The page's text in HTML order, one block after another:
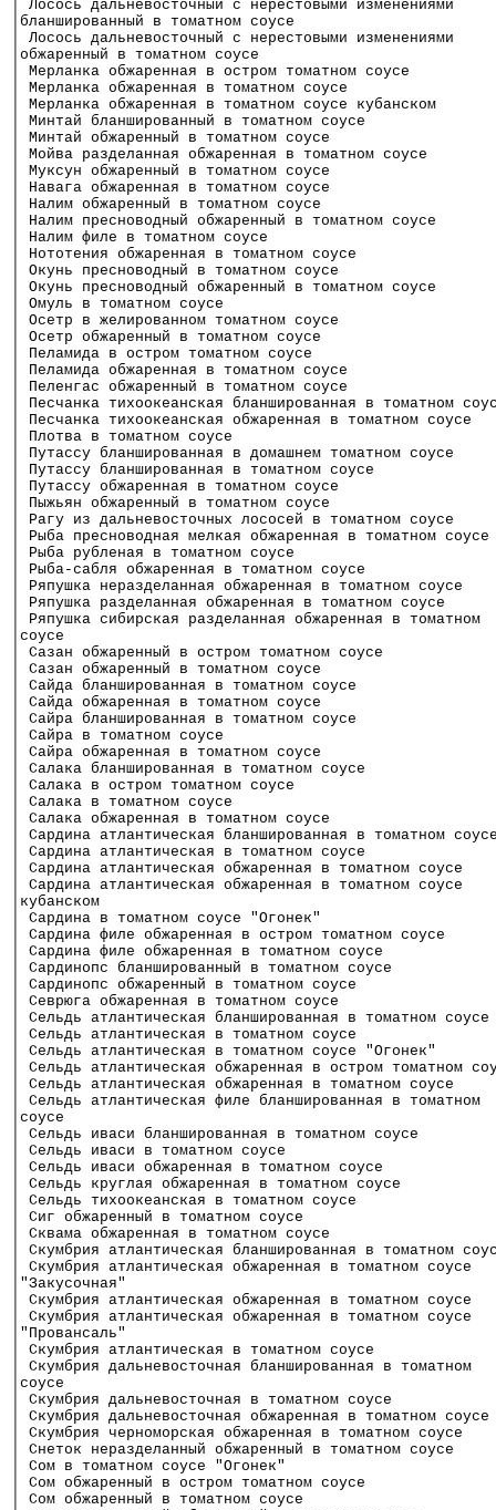
│ Лосось дальневосточный с нерестовыми
│бланшированный в томатном соусе
│ Лосось дальневосточный с нерестовыми
│обжаренный в томатном соусе
│ Мерланка обжаренная в остром томатном соусе
│ Мерланка обжаренная в томатном соусе
│ Мерланка обжаренная в томатном соусе
│ Минтай бланшированный в томатном соусе
│ Минтай обжаренный в томатном соусе
│ Мойва разделанная обжаренная в томатном
│ Муксун обжаренный в томатном соусе
│ Навага обжаренная в томатном соусе
│ Налим обжаренный в томатном соусе
│ Налим пресноводный обжаренный в томатном
│ Налим филе в томатном соусе
│ Нототения обжаренная в томатном соусе
│ Окунь пресноводный в томатном соусе
│ Окунь пресноводный обжаренный в томатном
│ Омуль в томатном соусе
│ Осетр в желированном томатном соусе
│ Осетр обжаренный в томатном соусе
│ Пеламида в остром томатном соусе
│ Пеламида обжаренная в томатном соусе
│ Пеленгас обжаренный в томатном соусе
│ Песчанка тихоокеанская бланшированная в
│ Песчанка тихоокеанская обжаренная в томатном
│ Плотва в томатном соусе
│ Путассу бланшированная в домашнем томатном
│ Путассу бланшированная в томатном соусе
│ Путассу обжаренная в томатном соусе
│ Пыжьян обжаренный в томатном соусе
│ Рагу из дальневосточных лососей в томатном
│ Рыба пресноводная мелкая обжаренная в томатном
│ Рыба рубленая в томатном соусе
│ Рыба-сабля обжаренная в томатном соусе
│ Ряпушка неразделанная обжаренная в томатном
│ Ряпушка разделанная обжаренная в томатном
│ Ряпушка сибирская разделанная обжаренная в
│соусе
│ Сазан обжаренный в остром томатном соусе
│ Сазан обжаренный в томатном соусе
│ Сайда бланшированная в томатном соусе
│ Сайда обжаренная в томатном соусе
│ Сайра бланшированная в томатном соусе
│ Сайра в томатном соусе
│ Сайра обжаренная в томатном соусе
│ Салака бланшированная в томатном соусе
│ Салака в остром томатном соусе
│ Салака в томатном соусе
│ Салака обжаренная в томатном соусе
│ Сардина атлантическая бланшированная в
│ Сардина атлантическая в томатном соусе
│ Сардина атлантическая обжаренная в томатном
│ Сардина атлантическая обжаренная в томатном
│кубанском
│ Сардина в томатном соусе "Огонек"
│ Сардина филе обжаренная в остром томатном
│ Сардина филе обжаренная в томатном соусе
│ Сардинопс бланшированный в томатном соусе
│ Сардинопс обжаренный в томатном соусе
│ Севрюга обжаренная в томатном соусе
│ Сельдь атлантическая бланшированная в томатном
│ Сельдь атлантическая в томатном соусе
│ Сельдь атлантическая в томатном соусе
│ Сельдь атлантическая обжаренная в остром
│ Сельдь атлантическая обжаренная в томатном
│ Сельдь атлантическая филе бланшированная в
│соусе
│ Сельдь иваси бланшированная в томатном
│ Сельдь иваси в томатном соусе
│ Сельдь иваси обжаренная в томатном соусе
│ Сельдь круглая обжаренная в томатном соусе
│ Сельдь тихоокеанская в томатном соусе
│ Сиг обжаренный в томатном соусе
│ Сквама обжаренная в томатном соусе
│ Скумбрия атлантическая бланшированная в
│ Скумбрия атлантическая обжаренная в томатном
│"Закусочная"
│ Скумбрия атлантическая обжаренная в томатном
│ Скумбрия атлантическая обжаренная в томатном
│"Провансаль"
│ Скумбрия атлантическая в томатном соусе
│ Скумбрия дальневосточная бланшированная в
│соусе
│ Скумбрия дальневосточная в томатном соусе
│ Скумбрия дальневосточная обжаренная в томатном
│ Скумбрия черноморская обжаренная в томатном
│ Снеток неразделанный обжаренный в томатном
│ Сом в томатном соусе "Огонек"
│ Сом обжаренный в остром томатном соусе
│ Сом обжаренный в томатном соусе